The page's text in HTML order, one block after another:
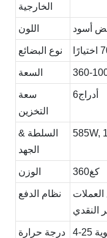
الخارجية
اللون أسود
نوع البضائع
السعة
سعة
التخزين
أدراج6
السلطة &
الجهد
585W,
الوزن كغ360
نظام الدفع
العملات
درجة حرارة
4-25 درجة مئوية (تبريد)، 25-40 درجة مئوية